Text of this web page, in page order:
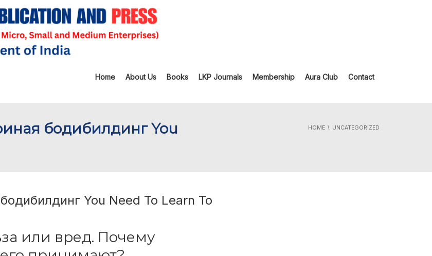
Home About Us Books LKP Journals Membership Aura Club Contact
бодибилдинг You
HOME UNCATEGORIZED
You Need To Learn To
или вред. Почему